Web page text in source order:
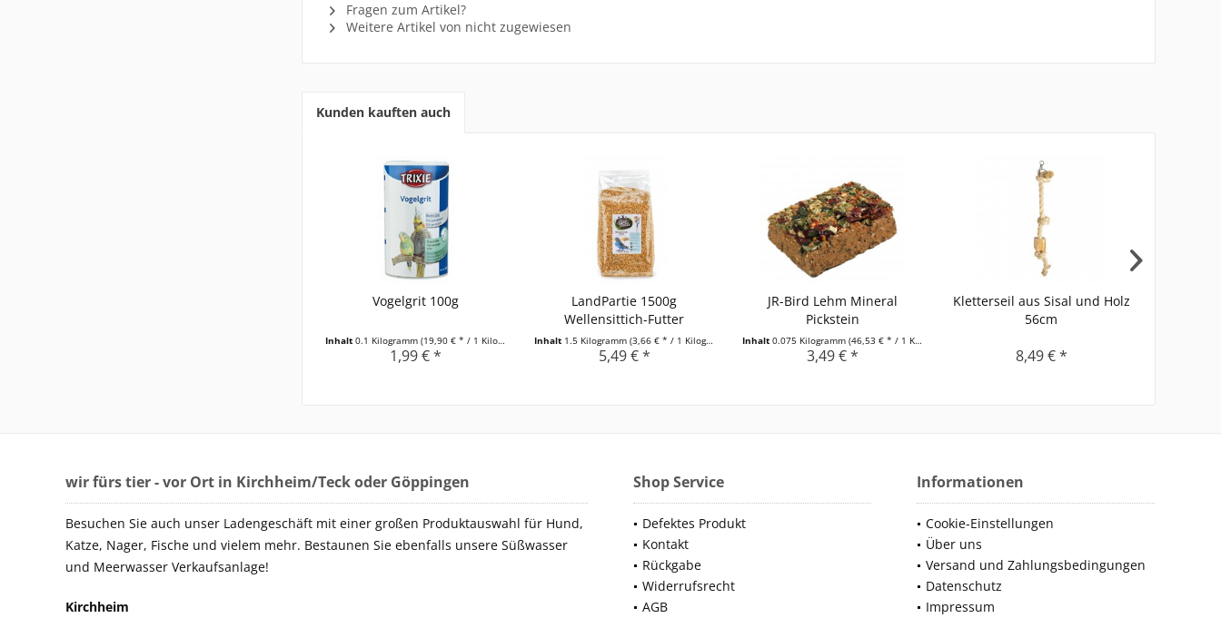
Fragen zum Artikel?
Weitere Artikel von nicht zugewiesen
Kunden kauften auch
Vogelgrit 100g
Inhalt 0.1 Kilogramm (19,90 € * / 1 Kilogramm)
1,99 € *
LandPartie 1500g
Wellensittich-Futter
Inhalt 1.5 Kilogramm (3,66 € * / 1 Kilogramm)
5,49 € *
JR-Bird Lehm Mineral
Pickstein
Inhalt 0.075 Kilogramm (46,53 € * / 1 Kilogramm)
3,49 € *
Kletterseil aus Sisal und Holz
56cm
8,49 € *
wir fürs tier - vor Ort in Kirchheim/Teck oder Göppingen
Besuchen Sie auch unser Ladengeschäft mit einer großen Produktauswahl für Hund,
Katze, Nager, Fische und vielem mehr. Bestaunen Sie ebenfalls unsere Süßwasser
und Meerwasser Verkaufsanlage!
Kirchheim
Shop Service
Defektes Produkt
Kontakt
Rückgabe
Widerrufsrecht
AGB
Informationen
Cookie-Einstellungen
Über uns
Versand und Zahlungsbedingungen
Datenschutz
Impressum